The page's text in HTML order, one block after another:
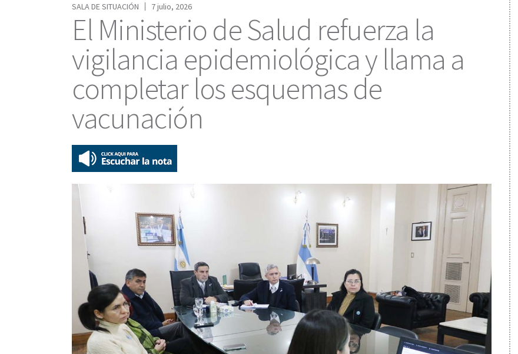
SALA DE SITUACIÓN
7 julio, 2026
El Ministerio de Salud refuerza la
vigilancia epidemiológica y llama a
completar los esquemas de
vacunación